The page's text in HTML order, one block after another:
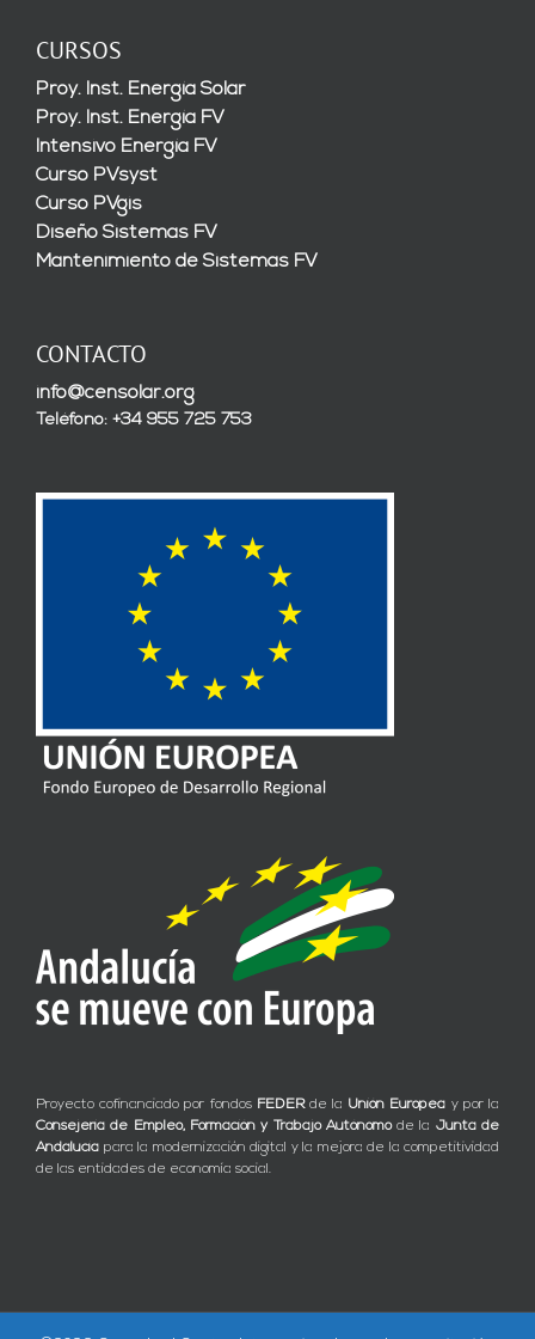
CURSOS
Proy. Inst. Energía Solar
Proy. Inst. Energía FV
Intensivo Energía FV
Curso PVsyst
Curso PVgis
Diseño Sistemas FV
Mantenimiento de Sistemas FV
CONTACTO
info@censolar.org
Teléfono: +34 955 725 753
Proyecto cofinanciado por fondos FEDERde la Unión Europea y por la
Consejería de Empleo, Formación y Trabajo Autónomode la Junta de
Andalucía para la modernización digital y la mejora de la competitividad
de las entidades de economía social.